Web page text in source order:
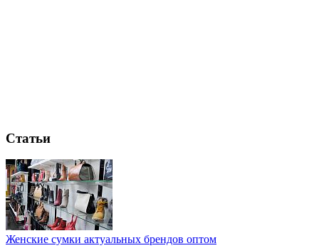
Статьи
Женские сумки актуальных брендов оптом